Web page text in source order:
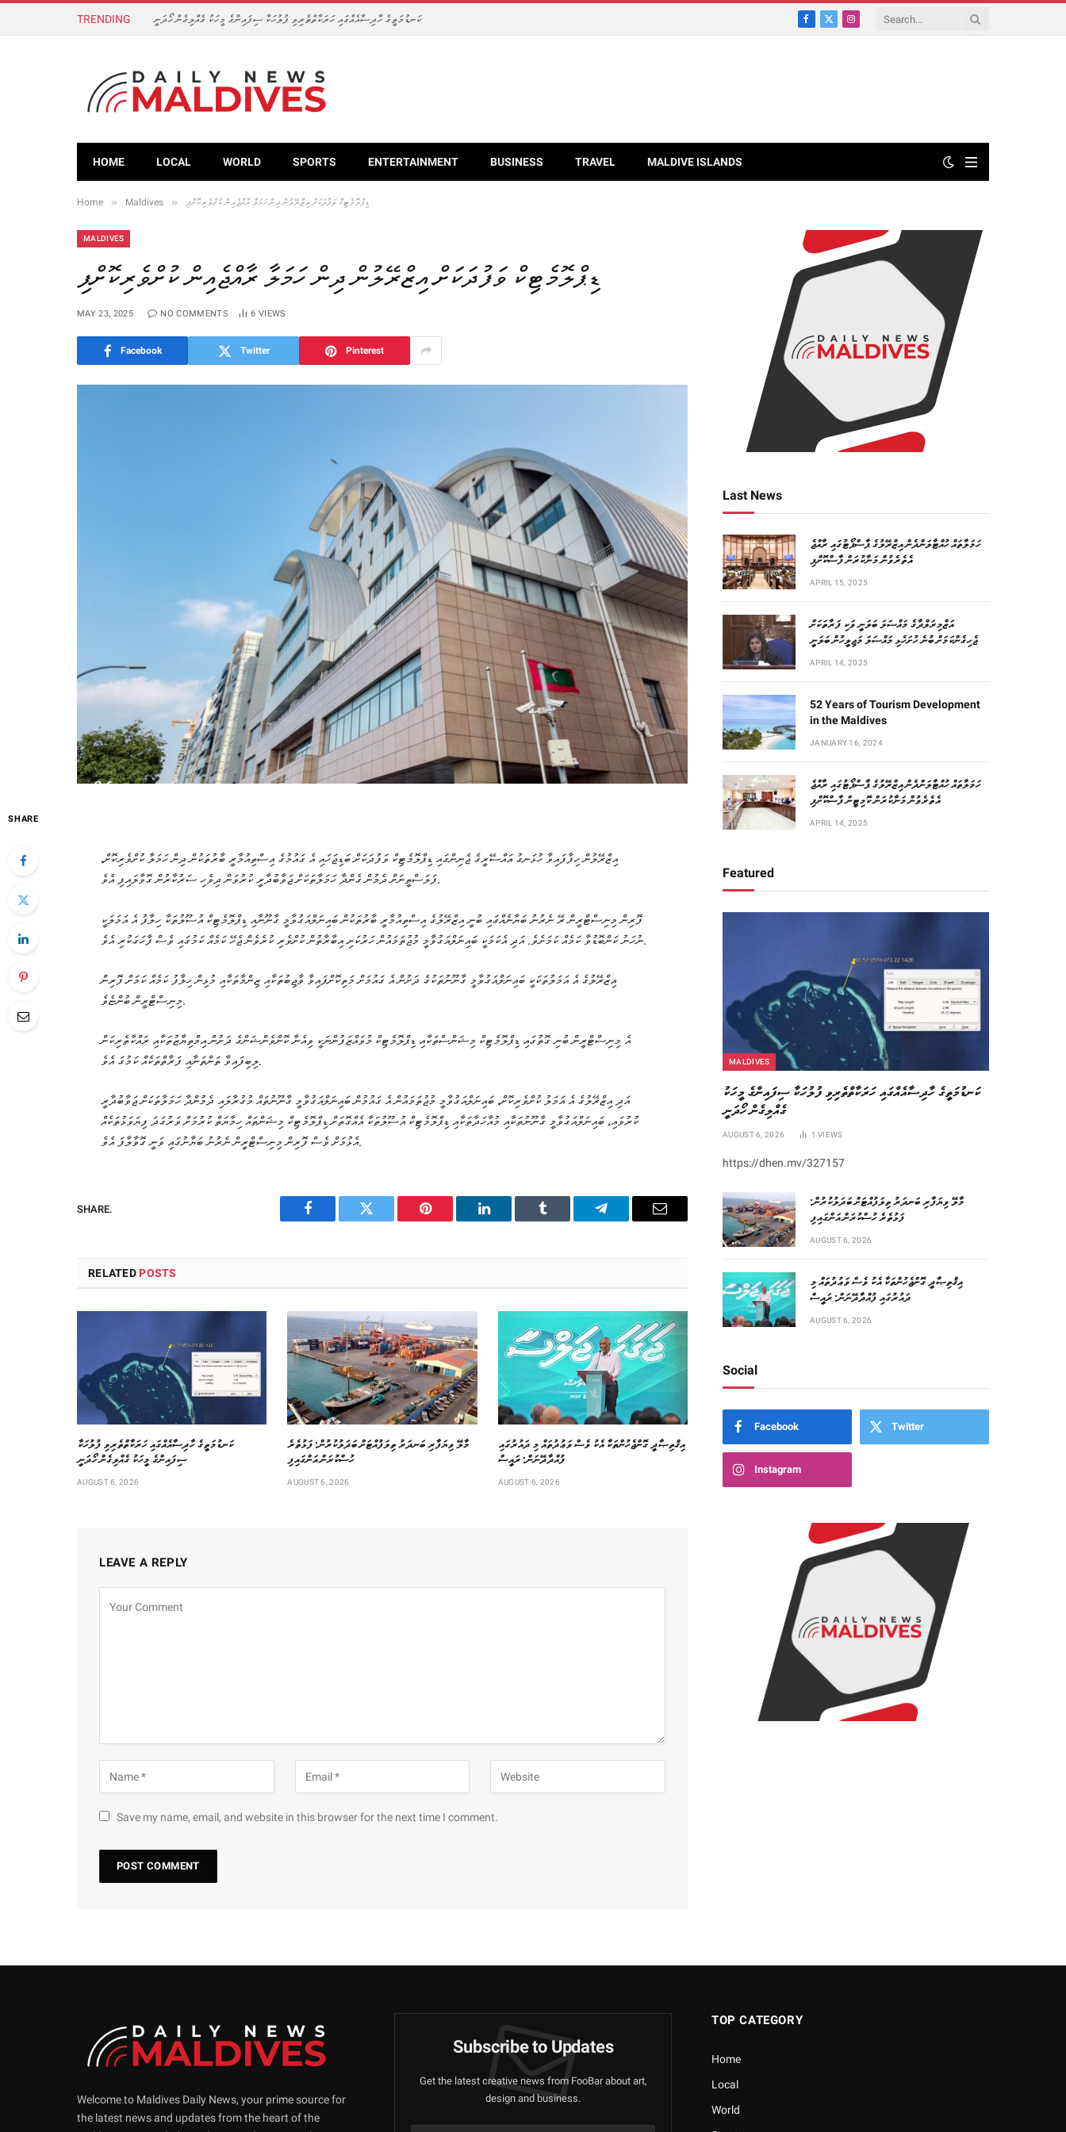
TRENDING ކަނޑުމަތީގެ ހާދިސާއެއްގައި ހަރަކާތްތެރިވި ފުލުހަކާ ސިފައިންގެ މީހަކު ގެއްލިގެން ހޯދަނީ
Facebook
X
Instagram
HOME LOCAL WORLD SPORTS ENTERTAINMENT BUSINESS TRAVEL MALDIVE ISLANDS
Home » Maldives » ޑިޕްލޮމެޓިކް ވަފުދަކަށް އިޒްރޭލުން ދިން ހަމަލާ ރާއްޖެއިން ކުށްވެރިކޮށްފި
MALDIVES
ޑިޕްލޮމެޓިކް ވަފުދަކަށް އިޒްރޭލުން ދިން ހަމަލާ ރާއްޖެއިން ކުށްވެރިކޮށްފި
MAY 23, 2025 NO COMMENTS 6 VIEWS
Facebook Twitter Pinterest
SHARE
އިޒްރޭލުން ހިފާފައިވާ ހުޅަނގު އައްސޭރީގެ ޖެނިންގައި ޑިޕްލޮމެޓިކް ވަފުދަކަށް ބަޑިޖަހައި އެ ގައުމުގެ އިސްތިއުމާރީ ބާރުތަކުން ދިން ހަމަލާ ކުށްވެރިކޮށް،
ފަލަސްތީނަށް ދެމުން ގެންދާ ހަމަލާތަކަށް ޖަވާބުދާރީ ކުރުވަން ދިވެހި ސަރުކާރުން ގޮވާލައިފި އެވެ.
ފޮރިން މިނިސްޓްރީން ރޭ ނެރުނު ބަޔާނެއްގައި ބުނީ އިޒްރޭލުގެ އިސްތިއުމާރީ ބާރުތަކުން ބައިނަލްއަގުވާމީ ގާނޫނާއި ޑިޕްލޮމެޓިކް އުސޫލުތަކާ ހިލާފު އެ އަމަލަކީ
ނުހަނު ކަންބޮޑުވާ ކަމެއް ކަމަށެވެ. އަދި އެކަމަކީ ބައިނަލްއަގުވާމީ މުޖުތަމައުން ހަރުކަށި އިބާރާތުން ކުށްވެރި ކުރެވެން ޖެހޭ ކަމެއް ކަމުގައި ވެސް ފާހަގަކުރި އެވެ.
އިޒްރޭލުގެ އެ އަމަލުތަކަކީ ބައިނަލްއަގުވާމީ ގާނޫނުތަކުގެ ދަށުން އެ ގައުމަށް މަތިކޮށްފައިވާ ވާޖިބުތަކާއި ޒިންމާތަކާއި މުޅިން ހިލާފު ކަމެއް ކަމަށް ފޮރިން
މިނިސްޓްރީން ބުންޏެވެ.
އެ މިނިސްޓްރީން ބުނި ގޮތުގައި ޑިޕްލޮމެޓިކް މިޝަންސްތަކާއި ޑިޕްލޮމެޓިކް މުވައްޒަފުންނަކީ ވިއެނާ ކޮންވެންޝަންގެ ދަށުން އިމްތިޔާޒުތަކާއި ރައްކާތެރިކަން
ލިބިފައިވާ ތަންތަނާއި ފަރާތްތަކެއް ކަމުގަ އެވެ.
އަދި އިޒްރޭލުގެ އެ އަމަލު ކުށްވެރިކޮށް، ބައިނަލްއަގުވާމީ މުޖުތަމައުން އެ ގައުމުން ބައިނަލްއަގުވާމީ ގާނޫނުތައް މުގުރާލައި ދެމުންދާ ހަމަލާތަކަށް ޖަވާބުދާރީ
ކުރުވައި، ބައިނަލްއަގުވާމީ ގާނޫނުތަކާއި މުއާހަދާތަކާއި ޑިޕްލޮމެޓިކް އުސޫލުތަކާ އެއްގޮތަށް ޑިޕްލޮމެޓިކް މިޝަންތައް ހިމާޔަތް ކުރުމަށް ވަރުގަދަ ފިޔަވަޅުތަކެއް
އެޅުމަށް ވެސް ފޮރިން މިނިސްޓްރީން ނެރުނު ބަޔާނުގައި ވަނީ ގޮވާލާފަ އެވެ.
SHARE.
Facebook Twitter Pinterest LinkedIn Tumblr Telegram Email
RELATED POSTS
ކަނޑުމަތީގެ ހާދިސާއެއްގައި ހަރަކާތްތެރިވި ފުލުހަކާ
ސިފައިންގެ މީހަކު ގެއްލިގެން ހޯދަނީ
AUGUST 6, 2026
މާލޭ ވިޔަފާރި ބަނދަރު ތިލަފުއްޓަށް ބަދަލުކުރުން: ފަޅުތެރެ
ހުސްކުރަން އަންގައިފި
AUGUST 6, 2026
އިޤްތިޞާދީ ގޮންޖެހުންތަކާ އެކު ވެސް ވަޢުދުތައް މި ދައުރުގައި
ފުއްދާދޭނަން: ރައީސް
AUGUST 6, 2026
LEAVE A REPLY
Save my name, email, and website in this browser for the next time I comment.
Last News
ހަމަލާތައް ހުއްޓާލަންދެން އިޒްރޭލުގެ ޕާސްޕޯޓުގައި ރާއްޖެ
އެތެރެވުން މަނާކުރަން ފާސްކޮށްފި
APRIL 15, 2025
އަޒްމިރަލްދާގެ މައްސަލަ ބަލަނީ ވަކި ފަރާތަކަށް
ޖެހިގެންކަމަށް ބުނެ ހުށަހެޅި މައްސަލަ މަޖިލީހުން ބަލަނީ
APRIL 14, 2025
52 Years of Tourism Development
in the Maldives
JANUARY 16, 2024
ހަމަލާތައް ހުއްޓާލަންދެން އިޒްރޭލުގެ ޕާސްޕޯޓުގައި ރާއްޖެ
އެތެރެވުން މަނާކުރަން ކޮމިޓީން ފާސްކޮށްފި
APRIL 14, 2025
Featured
MALDIVES
ކަނޑުމަތީގެ ހާދިސާއެއްގައި ހަރަކާތްތެރިވި ފުލުހަކާ ސިފައިންގެ މީހަކު
ގެއްލިގެން ހޯދަނީ
AUGUST 6, 2026 1VIEWS
https://dhen.mv/327157
މާލޭ ވިޔަފާރި ބަނދަރު ތިލަފުއްޓަށް ބަދަލުކުރުން:
ފަޅުތެރެ ހުސްކުރަން އަންގައިފި
AUGUST 6, 2026
އިޤްތިޞާދީ ގޮންޖެހުންތަކާ އެކު ވެސް ވަޢުދުތައް މި
ދައުރުގައި ފުއްދާދޭނަން: ރައީސް
AUGUST 6, 2026
Social
Facebook Twitter
Instagram
Welcome to Maldives Daily News, your prime source for
the latest news and updates from the heart of the
Subscribe to Updates
Get the latest creative news from FooBar about art,
design and business.
TOP CATEGORY
Home
Local
World